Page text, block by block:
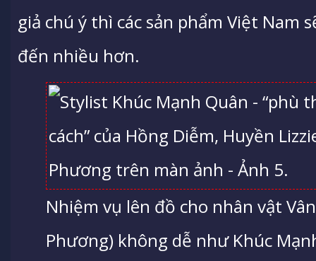
giả chú ý thì các sản phẩm Việt Nam
đến nhiều hơn.
Nhiệm vụ lên đồ cho nhân vật
Phương) không dễ như Khúc